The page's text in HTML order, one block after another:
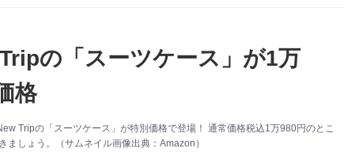
の「スーツケース」が1万
格
Tripの「スーツケース」が特別価格で登場！ 通常価格税込1万980円のとこ
しょう。（サムネイル画像出典：Amazon）